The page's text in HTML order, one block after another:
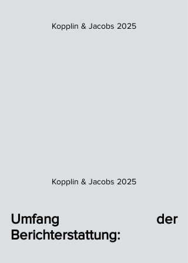
Kopplin & Jacobs 2025
Kopplin & Jacobs 2025
Umfang der
Berichterstattung: